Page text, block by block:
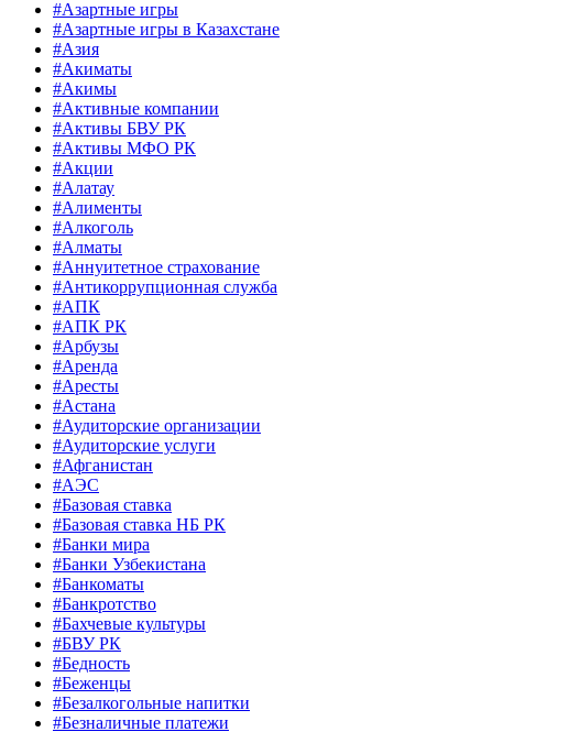
#Азартные игры
#Азартные игры в Казахстане
#Азия
#Акиматы
#Акимы
#Активные компании
#Активы БВУ РК
#Активы МФО РК
#Акции
#Алатау
#Алименты
#Алкоголь
#Алматы
#Аннуитетное страхование
#Антикоррупционная служба
#АПК
#АПК РК
#Арбузы
#Аренда
#Аресты
#Астана
#Аудиторские организации
#Аудиторские услуги
#Афганистан
#АЭС
#Базовая ставка
#Базовая ставка НБ РК
#Банки мира
#Банки Узбекистана
#Банкоматы
#Банкротство
#Бахчевые культуры
#БВУ РК
#Бедность
#Беженцы
#Безалкогольные напитки
#Безналичные платежи